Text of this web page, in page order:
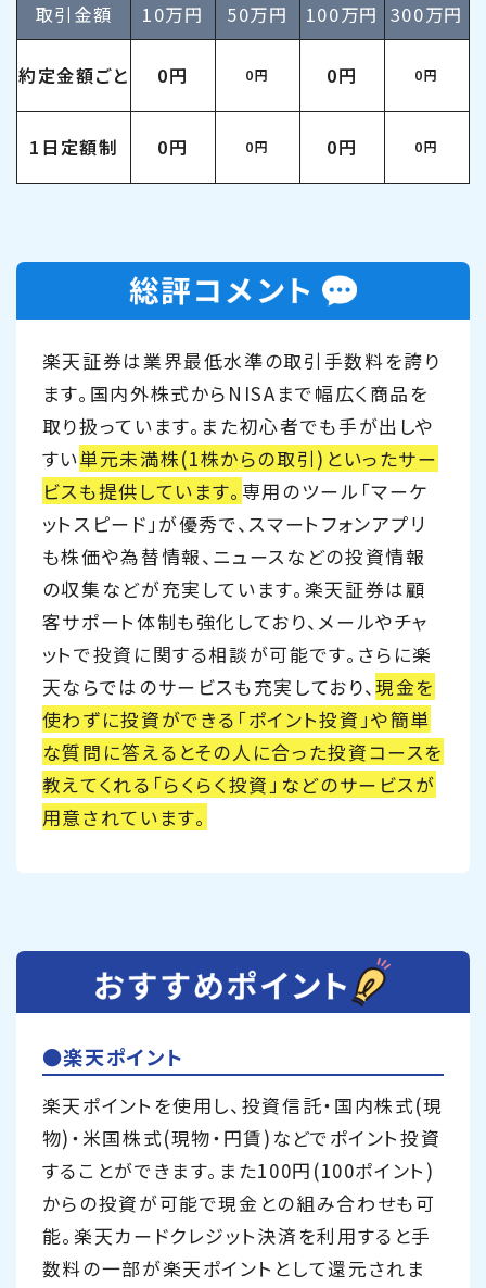
取引金額
10万円 50万円 100万円 300万円
約定金額ごと 0円 0円 0円 0円
1日定額制 0円 0円 0円 0円
楽天証券は業界最低水準の取引手数料を誇り
ます。国内外株式からNISAまで幅広く商品を
取り扱っています。また初心者でも手が出しや
すい単元未満株(1株からの取引)といったサー
ビスも提供しています。 専用のツール「マーケ
ットスピード」が優秀で、スマートフォンアプリ
も株価や為替情報、ニュースなどの投資情報
の収集などが充実しています。楽天証券は顧
客サポート体制も強化しており、メールやチャ
ットで投資に関する相談が可能です。さらに楽
天ならではのサービスも充実しており、現金を
使わずに投資ができる「ポイント投資」や簡単
な質問に答えるとその人に合った投資コースを
教えてくれる「らくらく投資」などのサービスが
用意されています。
●楽天ポイント
楽天ポイントを使用し、投資信託・国内株式(現
物)・米国株式(現物・円賃)などでポイント投資
することができます。また100円(100ポイント)
からの投資が可能で現金との組み合わせも可
能。楽天カードクレジット決済を利用すると手
数料の一部が楽天ポイントとして還元されま